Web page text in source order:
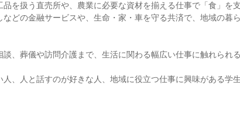
を扱う直売所や、農業に必要な資材を揃える仕事で「食」を
などの金融サービスや、生命・家・車を守る共済で、地域の暮
、葬儀や訪問介護まで、生活に関わる幅広い仕事に触れられ
、人と話すのが好きな人、地域に役立つ仕事に興味がある学